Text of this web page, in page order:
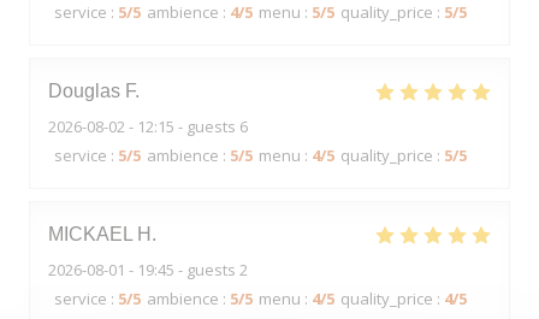
service : 5/5 ambience : 4/5 menu : 5/5 quality_price : 5/5
Douglas F
2026-08-02 - 12:15 - guests 6
service : 5/5 ambience : 5/5 menu : 4/5 quality_price : 5/5
MICKAEL H
2026-08-01 - 19:45 - guests 2
service : 5/5 ambience : 5/5 menu : 4/5 quality_price : 4/5